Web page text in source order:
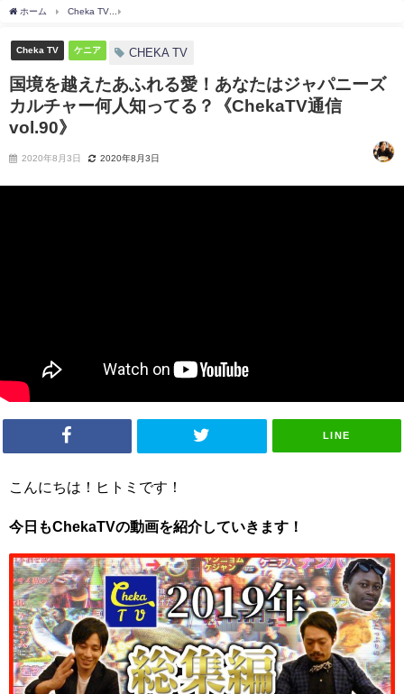
ホーム Cheka TV
Cheka TV ケニア CHEKA TV
国境を越えたあふれる愛！あなたはジャパニーズ
カルチャー何人知ってる？《ChekaTV通信
vol.90》
2020年8月3日 2020年8月3日
LINE
こんにちは！ヒトミです！
今日もChekaTVの動画を紹介していきます！